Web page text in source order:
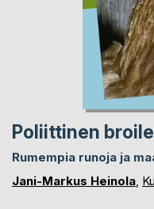
Poliittinen
Rumempia runoja ja
Jani-Markus Heinola,